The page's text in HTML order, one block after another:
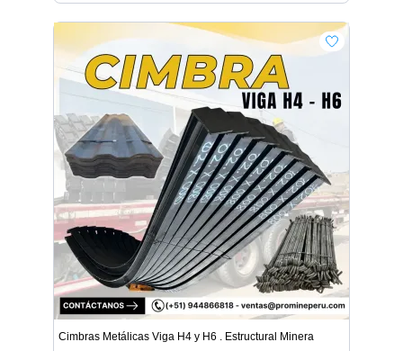
Cimbras Metálicas Viga H4 y H6 . Estructural Minera